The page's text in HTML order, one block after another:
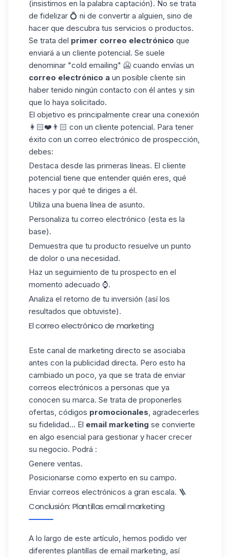
(insistimos en la palabra captación). No se trata
de fidelizar 💍 ni de convertir a alguien, sino de
hacer que descubra tus servicios o productos.
Se trata del primer correo electrónico que
enviará a un cliente potencial. Se suele
denominar "cold emailing" 🥶 cuando envías un
correo electrónico a un posible cliente sin
haber tenido ningún contacto con él antes y sin
que lo haya solicitado.
El objetivo es principalmente crear una conexión
👩🏻❤️👨🏻 con un cliente potencial. Para tener
éxito con un correo electrónico de prospección,
debes:
Destaca desde las primeras líneas. El cliente
potencial tiene que entender quién eres, qué
haces y por qué te diriges a él.
Utiliza una buena línea de asunto.
Personaliza tu correo electrónico (esta es la
base).
Demuestra que tu producto resuelve un punto
de dolor o una necesidad.
Haz un seguimiento de tu prospecto en el
momento adecuado ⌚.
Analiza el retorno de tu inversión (así los
resultados que obtuviste).
El correo electrónico de marketing
Este canal de marketing directo se asociaba
antes con la publicidad directa. Pero esto ha
cambiado un poco, ya que se trata de enviar
correos electrónicos a personas que ya
conocen su marca. Se trata de proponerles
ofertas, códigos promocionales, agradecerles
su fidelidad... El email marketing se convierte
en algo esencial para gestionar y hacer crecer
su negocio. Podrá :
Genere ventas.
Posicionarse como experto en su campo.
Enviar correos electrónicos a gran escala. 🪜
Conclusión: Plantillas email marketing
A lo largo de este artículo, hemos podido ver
diferentes plantillas de email marketing, así